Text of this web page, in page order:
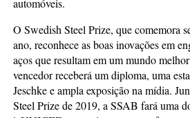
automóveis.
O Swedish Steel Prize, que comemora
ano, reconhece as boas inovações em
aços que resultam em um mundo
vencedor receberá um diploma, uma
Jeschke e ampla exposição na mídia.
Steel Prize de 2019, a SSAB fará uma